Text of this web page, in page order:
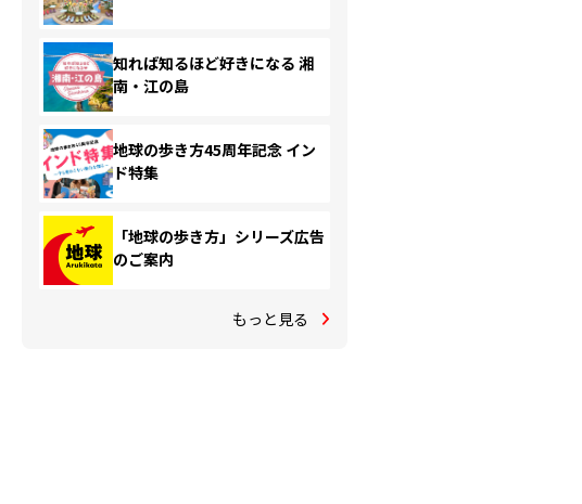
知れば知るほど好きになる 湘
南・江の島
地球の歩き方45周年記念 イン
ド特集
「地球の歩き方」シリーズ広告
のご案内
もっと見る